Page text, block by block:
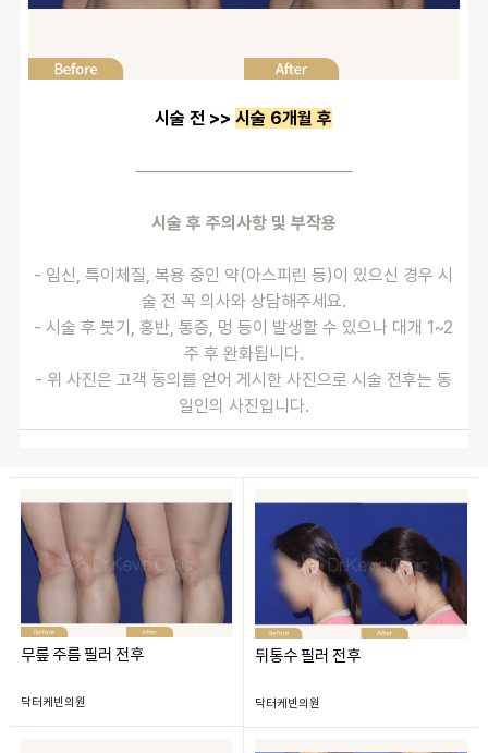
시술 전 >> 시술 6개월 후
──────────────────
시술 후 주의사항 및 부작용
- 임신, 특이체질, 복용 중인 약(아스피린 등)이 있으신 경우 시
술 전 꼭 의사와 상담해주세요.
- 시술 후 붓기, 홍반, 통증, 멍 등이 발생할 수 있으나 대개 1~2
주 후 완화됩니다.
- 위 사진은 고객 동의를 얻어 게시한 사진으로 시술 전후는 동
일인의 사진입니다.
무릎 주름 필러 전후
닥터케빈의원
뒤통수 필러 전후
닥터케빈의원